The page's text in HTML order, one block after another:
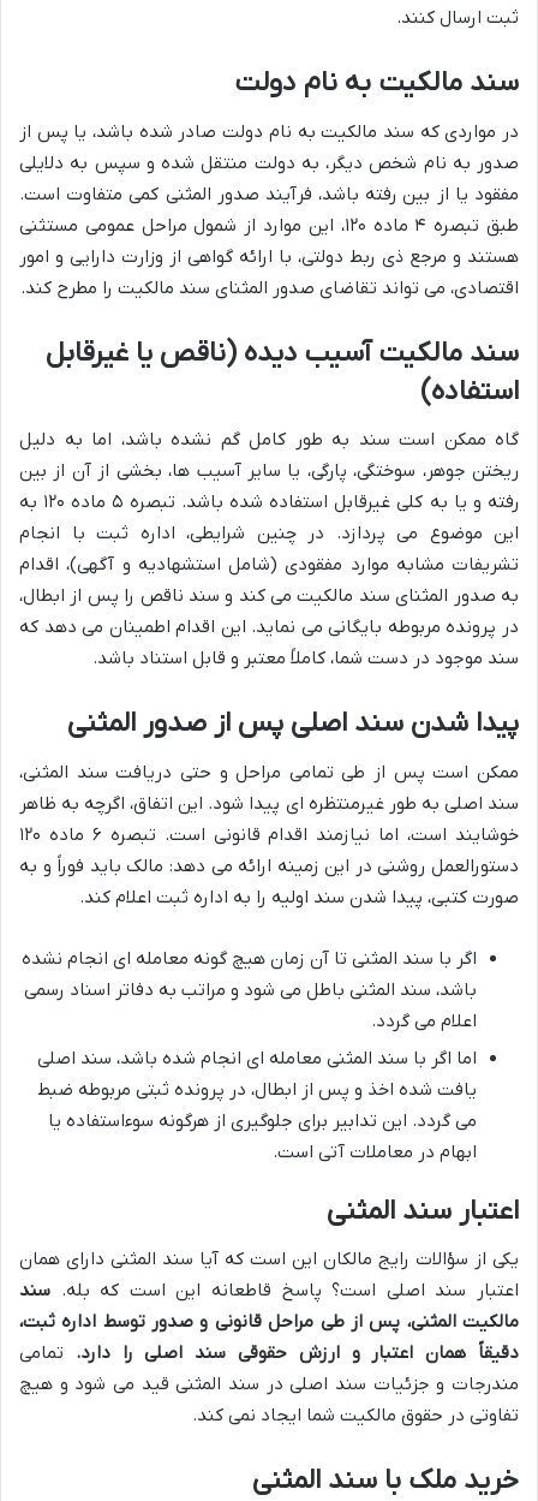
ثبت ارسال کنند.
سند مالکیت به نام دولت
در مواردی که سند مالکیت به نام دولت صادر شده باشد، یا پس از
صدور به نام شخص دیگر، به دولت منتقل شده و سپس به دلایلی
مفقود یا از بین رفته باشد، فرآیند صدور المثنی کمی متفاوت است.
طبق تبصره ۴ ماده ۱۲۰، این موارد از شمول مراحل عمومی مستثنی
هستند و مرجع ذی ربط دولتی، با ارائه گواهی از وزارت دارایی و امور
اقتصادی، می تواند تقاضای صدور المثنای سند مالکیت را مطرح کند.
سند مالکیت آسیب دیده (ناقص یا غیرقابل
استفاده)
گاه ممکن است سند به طور کامل گم نشده باشد، اما به دلیل
ریختن جوهر، سوختگی، پارگی، یا سایر آسیب ها، بخشی از آن از بین
رفته و یا به کلی غیرقابل استفاده شده باشد. تبصره ۵ ماده ۱۲۰ به
این موضوع می پردازد. در چنین شرایطی، اداره ثبت با انجام
تشریفات مشابه موارد مفقودی (شامل استشهادیه و آگهی)، اقدام
به صدور المثنای سند مالکیت می کند و سند ناقص را پس از ابطال،
در پرونده مربوطه بایگانی می نماید. این اقدام اطمینان می دهد که
سند موجود در دست شما، کاملاً معتبر و قابل استناد باشد.
پیدا شدن سند اصلی پس از صدور المثنی
ممکن است پس از طی تمامی مراحل و حتی دریافت سند المثنی،
سند اصلی به طور غیرمنتظره ای پیدا شود. این اتفاق، اگرچه به ظاهر
خوشایند است، اما نیازمند اقدام قانونی است. تبصره ۶ ماده ۱۲۰
دستورالعمل روشنی در این زمینه ارائه می دهد: مالک باید فوراً و به
صورت کتبی، پیدا شدن سند اولیه را به اداره ثبت اعلام کند.
اگر با سند المثنی تا آن زمان هیچ گونه معامله ای انجام نشده
باشد، سند المثنی باطل می شود و مراتب به دفاتر اسناد رسمی
اعلام می گردد.
اما اگر با سند المثنی معامله ای انجام شده باشد، سند اصلی
یافت شده اخذ و پس از ابطال، در پرونده ثبتی مربوطه ضبط
می گردد. این تدابیر برای جلوگیری از هرگونه سوءاستفاده یا
ابهام در معاملات آتی است.
اعتبار سند المثنی
یکی از سؤالات رایج مالکان این است که آیا سند المثنی دارای همان
اعتبار سند اصلی است؟ پاسخ قاطعانه این است که بله. سند
مالکیت المثنی، پس از طی مراحل قانونی و صدور توسط اداره ثبت،
دقیقاً همان اعتبار و ارزش حقوقی سند اصلی را دارد. تمامی
مندرجات و جزئیات سند اصلی در سند المثنی قید می شود و هیچ
تفاوتی در حقوق مالکیت شما ایجاد نمی کند.
خرید ملک با سند المثنی